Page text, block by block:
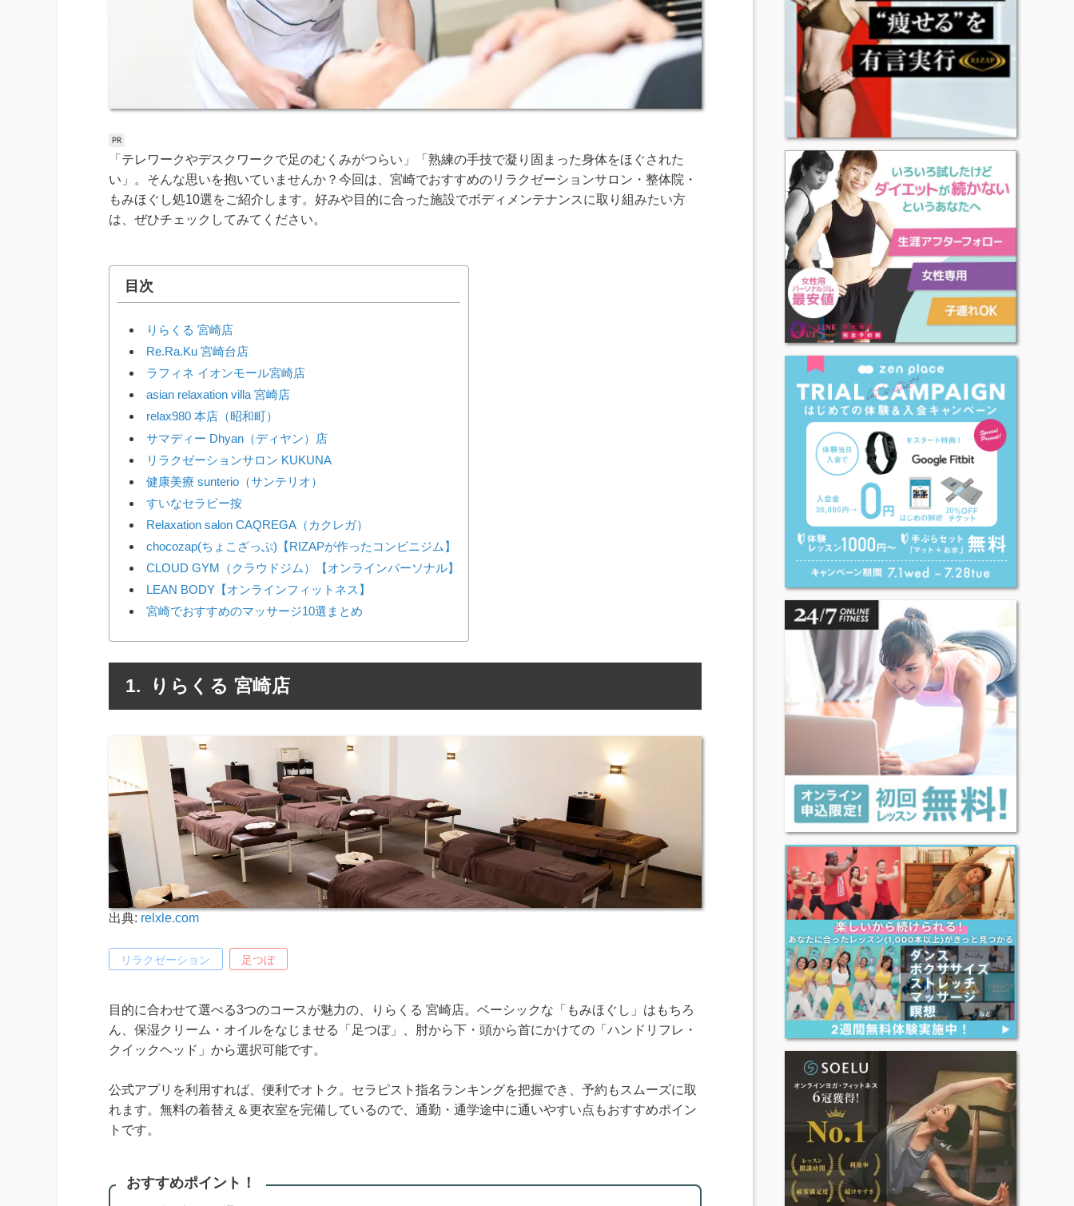
「テレワークやデスクワークで足のむくみがつらい」「熟練の手技で凝り固まった身体をほぐされた
い」。そんな思いを抱いていませんか？今回は、宮崎でおすすめのリラクゼーションサロン・整体院・
もみほぐし処10選をご紹介します。好みや目的に合った施設でボディメンテナンスに取り組みたい方
は、ぜひチェックしてみてください。
目次
りらくる 宮崎店
Re.Ra.Ku 宮崎台店
ラフィネ イオンモール宮崎店
asian relaxation villa 宮崎店
relax980 本店（昭和町）
サマディー Dhyan（ディヤン）店
リラクゼーションサロン KUKUNA
健康美療 sunterio（サンテリオ）
すいなセラピー按
Relaxation salon CAQREGA（カクレガ）
chocozap(ちょこざっぷ)【RIZAPが作ったコンビニジム】
CLOUD GYM（クラウドジム）【オンラインパーソナル】
LEAN BODY【オンラインフィットネス】
宮崎でおすすめのマッサージ10選まとめ
りらくる 宮崎店
出典: relxle.com
リラクゼーション 足つぼ
目的に合わせて選べる3つのコースが魅力の、りらくる 宮崎店。ベーシックな「もみほぐし」はもちろ
ん、保湿クリーム・オイルをなじませる「足つぼ」、肘から下・頭から首にかけての「ハンドリフレ・
クイックヘッド」から選択可能です。
公式アプリを利用すれば、便利でオトク。セラピスト指名ランキングを把握でき、予約もスムーズに取
れます。無料の着替え＆更衣室を完備しているので、通勤・通学途中に通いやすい点もおすすめポイン
トです。
おすすめポイント！